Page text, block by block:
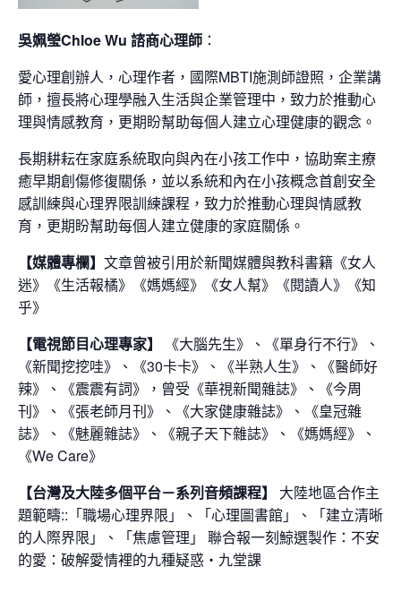
吳姵瑩Chloe Wu 諮商心理師 ：
愛心理創辦人，心理作者，國際MBTI施測師證照，企業講
師，擅長將心理學融入生活與企業管理中，致力於推動心
理與情感教育，更期盼幫助每個人建立心理健康的觀念。
長期耕耘在家庭系統取向與內在小孩工作中，協助案主療
癒早期創傷修復關係，並以系統和內在小孩概念首創安全
感訓練與心理界限訓練課程，致力於推動心理與情感教
育，更期盼幫助每個人建立健康的家庭關係。
【媒體專欄】 文章曾被引用於新聞媒體與教科書籍《女人
迷》《生活報橘》《媽媽經》《女人幫》《閱讀人》《知
乎》
【電視節目心理專家】
《大腦先生》、《單身行不行》、
《新聞挖挖哇》、《30卡卡》、《半熟人生》、《醫師好
辣》、《震震有詞》，曾受《華視新聞雜誌》、《今周
刊》、《張老師月刊》、《大家健康雜誌》、《皇冠雜
誌》、《魅麗雜誌》、《親子天下雜誌》、《媽媽經》、
《We Care》
【台灣及大陸多個平台－系列音頻課程】
大陸地區合作主
題範疇::「職場心理界限」、「心理圖書館」、「建立清晰
的人際界限」、「焦慮管理」 聯合報一刻鯨選製作：不安
的愛：破解愛情裡的九種疑惑・九堂課